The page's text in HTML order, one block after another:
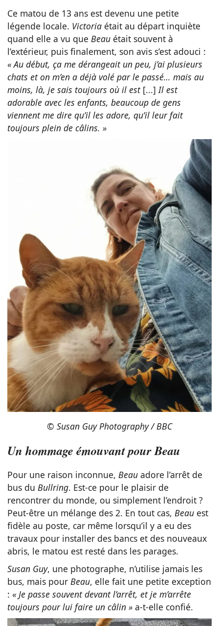
Ce matou de 13 ans est devenu une petite
légende locale. Victoria était au départ inquiète
quand elle a vu que Beau était souvent à
l’extérieur, puis finalement, son avis s’est adouci :
« Au début, ça me dérangeait un peu, j’ai plusieurs
chats et on m’en a déjà volé par le passé… mais au
moins, là, je sais toujours où il est [...]Il est
adorable avec les enfants, beaucoup de gens
viennent me dire qu’il les adore, qu’il leur fait
toujours plein de câlins. »
© Susan Guy Photography / BBC
Un hommage émouvant pour Beau
Pour une raison inconnue, Beau adore l’arrêt de
bus du Bullring. Est-ce pour le plaisir de
rencontrer du monde, ou simplement l’endroit ?
Peut-être un mélange des 2. En tout cas, Beau est
fidèle au poste, car même lorsqu’il y a eu des
travaux pour installer des bancs et des nouveaux
abris, le matou est resté dans les parages.
Susan Guy, une photographe, n’utilise jamais les
bus, mais pour Beau, elle fait une petite exception
: « Je passe souvent devant l’arrêt, et je m’arrête
toujours pour lui faire un câlin » a-t-elle confié.